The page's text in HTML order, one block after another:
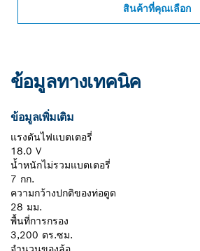
สินค้าที่คุณเลือก
ข้อมูลทางเทคนิค
ข้อมูลเพิ่มเติม
แรงดันไฟแบตเตอรี่
18.0 V
น้ำหนักไม่รวมแบตเตอรี่
7 กก.
ความกว้างปกติของท่อดูด
28 มม.
พื้นที่การกรอง
3,200 ตร.ซม.